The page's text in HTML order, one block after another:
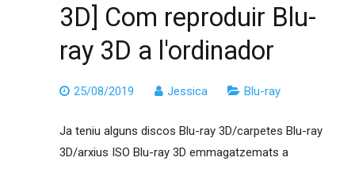
3D] Com reproduir Blu-
ray 3D a l'ordinador
25/08/2019 Jessica Blu-ray
Ja teniu alguns discos Blu-ray 3D/carpetes Blu-ray
3D/arxius ISO Blu-ray 3D emmagatzemats a